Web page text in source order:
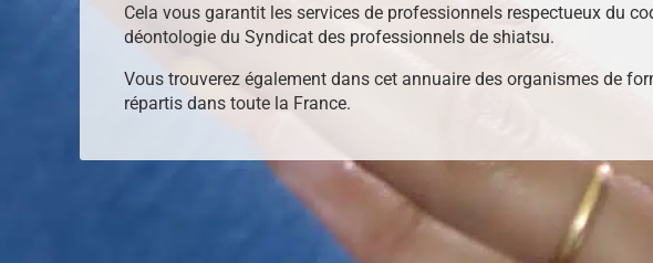
Cela vous garantit les services de professionnels respectueux du
déontologie du Syndicat des professionnels de shiatsu.
Vous trouverez également dans cet annuaire des organismes de
répartis dans toute la France.